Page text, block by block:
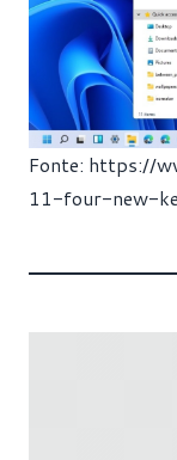
Fonte: https://
11-four-new-